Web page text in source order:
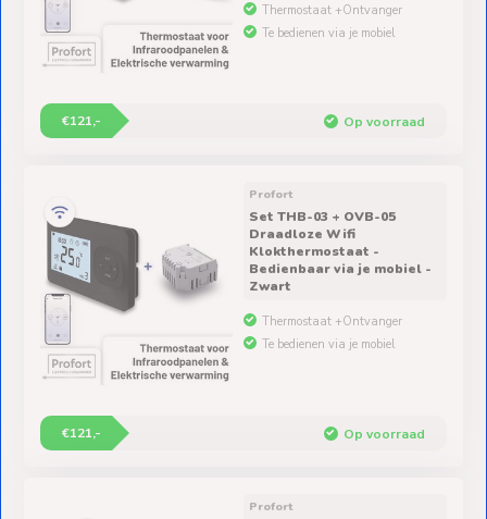
Thermostaat +Ontvanger
Te bedienen via je mobiel
€121,- Op voorraad
Profort
Set THB-03 + OVB-05
Draadloze Wifi
Klokthermostaat -
Bedienbaar via je mobiel -
Zwart
Thermostaat +Ontvanger
Te bedienen via je mobiel
€121,- Op voorraad
Profort